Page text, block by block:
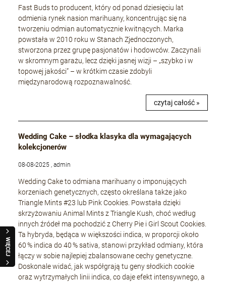
WIĘCEJ
Fast Buds to producent, który od ponad dziesięciu lat
odmienia rynek nasion marihuany, koncentrując się na
tworzeniu odmian automatycznie kwitnących. Marka
powstała w 2010 roku w Stanach Zjednoczonych,
stworzona przez grupę pasjonatów i hodowców. Zaczynali
w skromnym garażu, lecz dzięki jasnej wizji – „szybko i w
topowej jakości” – w krótkim czasie zdobyli
międzynarodową rozpoznawalność.
czytaj całość »
Wedding Cake – słodka klasyka dla wymagających
kolekcjonerów
08-08-2025 , admin
Wedding Cake to odmiana marihuany o imponujących
korzeniach genetycznych, często określana także jako
Triangle Mints #23 lub Pink Cookies. Powstała dzięki
skrzyżowaniu Animal Mints z Triangle Kush, choć według
innych źródeł ma pochodzić z Cherry Pie i Girl Scout Cookies.
Ta hybryda, będąca w większości indica, w proporcji około
60 % indica do 40 % sativa, stanowi przykład odmiany, która
łączy w sobie najlepiej zbalansowane cechy genetyczne.
Doskonale widać, jak współgrają tu geny słodkich cookie
oraz wytrzymałych linii indica, co daje efekt intensywnego, a